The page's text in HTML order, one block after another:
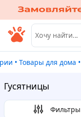
• Товары для дома •
Гусятницы
Фильтры